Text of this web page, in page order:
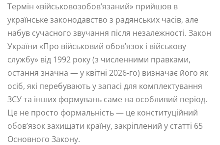
Термін «військовозобов’язаний» прийшов в
українське законодавство з радянських часів, але
набув сучасного звучання після незалежності. Закон
України «Про військовий обов’язок і військову
службу» від 1992 року (з численними правками,
остання значна — у квітні 2026-го) визначає його як
осіб, які перебувають у запасі для комплектування
ЗСУ та інших формувань саме на особливий період.
Це не просто формальність — це конституційний
обов’язок захищати країну, закріплений у статті 65
Основного Закону.